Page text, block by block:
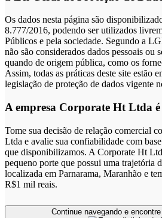
Os dados nesta página são
8.777/2016, podendo ser utilizados
Públicos e pela sociedade. Segundo a
não são considerados dados pessoais ou
quando de origem pública, como os
Assim, todas as práticas deste site estão
legislação de proteção de dados vigente
A empresa Corporate Ht Ltda
Tome sua decisão de relação comercial
Ltda e avalie sua confiabilidade com
que disponibilizamos. A Corporate Ht
pequeno porte que possui uma trajetória
localizada em Parnarama, Maranhão e
R$1 mil reais.